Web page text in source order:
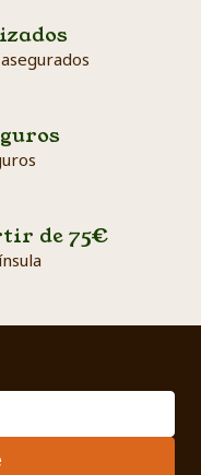
de 75€
products